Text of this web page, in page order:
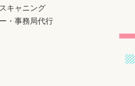
キャニング
・事務局代行